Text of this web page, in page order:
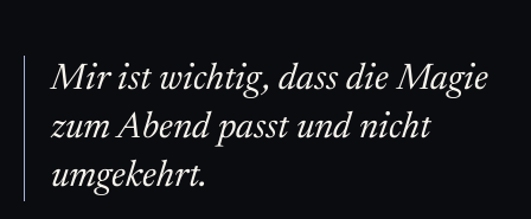
Mir ist wichtig, dass die Magie
zum Abend passt und nicht
umgekehrt.